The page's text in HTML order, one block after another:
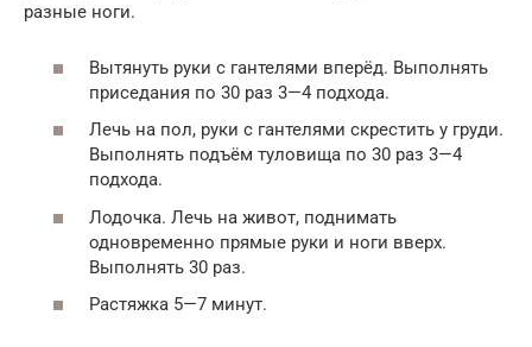
разные ноги.
Вытянуть руки с гантелями вперёд. Выполнять
приседания по 30 раз 3—4 подхода.
Лечь на пол, руки с гантелями скрестить у груди.
Выполнять подъём туловища по 30 раз 3—4
подхода.
Лодочка. Лечь на живот, поднимать
одновременно прямые руки и ноги вверх.
Выполнять 30 раз.
Растяжка 5—7 минут.